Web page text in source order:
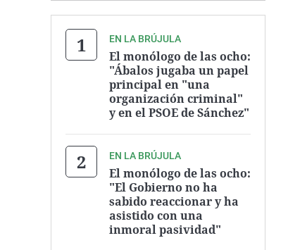
EN LA BRÚJULA
El monólogo de las ocho:
"Ábalos jugaba un papel
principal en "una
organización criminal"
y en el PSOE de Sánchez"
EN LA BRÚJULA
El monólogo de las ocho:
"El Gobierno no ha
sabido reaccionar y ha
asistido con una
inmoral pasividad"